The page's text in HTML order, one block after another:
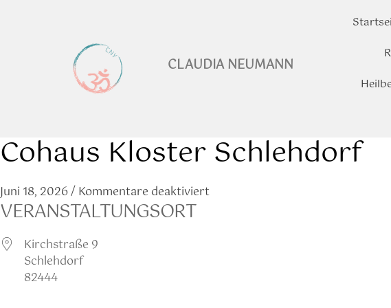
CLAUDIA NEUMANN
Cohaus Kloster Schlehdorf
Juni 18, 2026/Kommentare deaktiviert
VERANSTALTUNGSORT
Kirchstraße 9
Schlehdorf
82444